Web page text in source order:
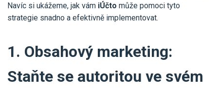
Navíc si ukážeme, jak vám iÚčto může pomoci tyto
strategie snadno a efektivně implementovat.
1. Obsahový marketing:
Staňte se autoritou ve svém